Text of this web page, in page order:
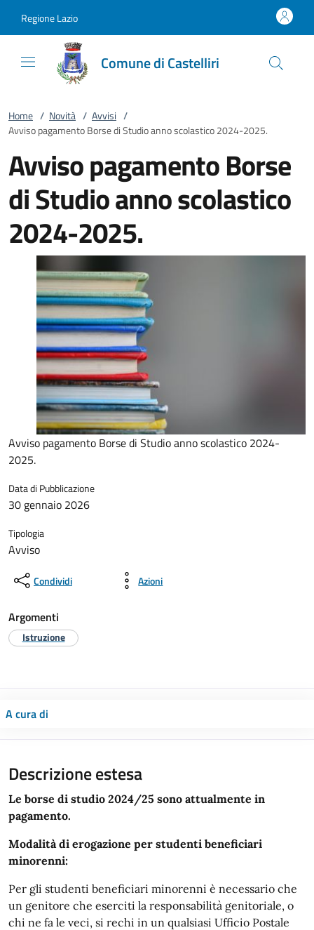
Regione Lazio
Comune di Castelliri
Home / Novità / Avvisi /
Avviso pagamento Borse di Studio anno scolastico 2024-2025.
Avviso pagamento Borse
di Studio anno scolastico
2024-2025.
Avviso pagamento Borse di Studio anno scolastico 2024-
2025.
Data di Pubblicazione
30 gennaio 2026
Tipologia
Avviso
Condividi Azioni
Argomenti
Istruzione
A cura di
Descrizione estesa
Le borse di studio 2024/25 sono attualmente in
pagamento.
Modalità di erogazione per studenti beneficiari
minorenni:
Per gli studenti beneficiari minorenni è necessario che
un genitore che eserciti la responsabilità genitoriale, o
chi ne fa le veci, si rechi in un qualsiasi Ufficio Postale